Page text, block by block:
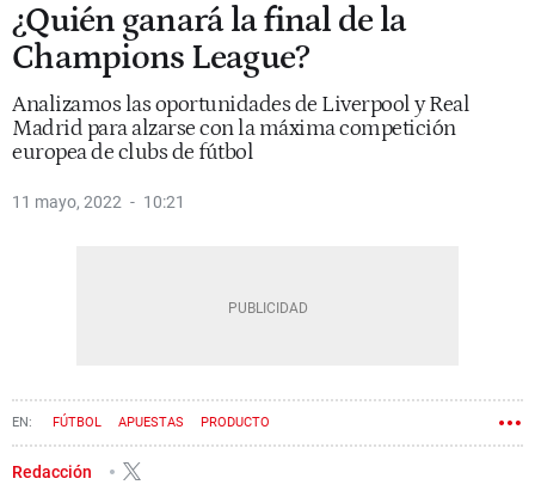
¿Quién ganará la final de la
Champions League?
Analizamos las oportunidades de Liverpool y Real
Madrid para alzarse con la máxima competición
europea de clubs de fútbol
11 mayo, 2022 10:21
FÚTBOL APUESTAS PRODUCTO
Redacción